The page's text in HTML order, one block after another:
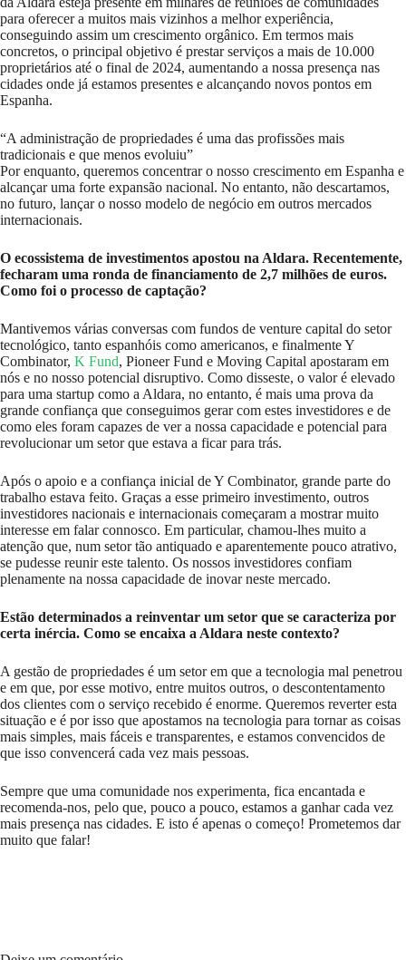
para oferecer a muitos mais vizinhos a melhor experiência,
conseguindo assim um crescimento orgânico. Em termos mais
concretos, o principal objetivo é prestar serviços a mais de 10.000
proprietários até o final de 2024, aumentando a nossa presença nas
cidades onde já estamos presentes e alcançando novos pontos em
Espanha.
“A administração de propriedades é uma das profissões mais
tradicionais e que menos evoluiu”
Por enquanto, queremos concentrar o nosso crescimento em Espanha e
alcançar uma forte expansão nacional. No entanto, não descartamos,
no futuro, lançar o nosso modelo de negócio em outros mercados
internacionais.
O ecossistema de investimentos apostou na Aldara. Recentemente,
fecharam uma ronda de financiamento de 2,7 milhões de euros.
Como foi o processo de captação?
Mantivemos várias conversas com fundos de venture capital do setor
tecnológico, tanto espanhóis como americanos, e finalmente Y
Combinator, K Fund, Pioneer Fund e Moving Capital apostaram em
nós e no nosso potencial disruptivo. Como disseste, o valor é elevado
para uma startup como a Aldara, no entanto, é mais uma prova da
grande confiança que conseguimos gerar com estes investidores e de
como eles foram capazes de ver a nossa capacidade e potencial para
revolucionar um setor que estava a ficar para trás.
Após o apoio e a confiança inicial de Y Combinator, grande parte do
trabalho estava feito. Graças a esse primeiro investimento, outros
investidores nacionais e internacionais começaram a mostrar muito
interesse em falar connosco. Em particular, chamou-lhes muito a
atenção que, num setor tão antiquado e aparentemente pouco atrativo,
se pudesse reunir este talento. Os nossos investidores confiam
plenamente na nossa capacidade de inovar neste mercado.
Estão determinados a reinventar um setor que se caracteriza por
certa inércia. Como se encaixa a Aldara neste contexto?
A gestão de propriedades é um setor em que a tecnologia mal penetrou
e em que, por esse motivo, entre muitos outros, o descontentamento
dos clientes com o serviço recebido é enorme. Queremos reverter esta
situação e é por isso que apostamos na tecnologia para tornar as coisas
mais simples, mais fáceis e transparentes, e estamos convencidos de
que isso convencerá cada vez mais pessoas.
Sempre que uma comunidade nos experimenta, fica encantada e
recomenda-nos, pelo que, pouco a pouco, estamos a ganhar cada vez
mais presença nas cidades. E isto é apenas o começo! Prometemos dar
muito que falar!